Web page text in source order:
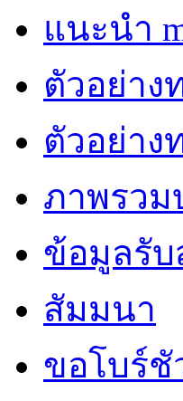
แนะนำ
ตัวอย่าง
ตัวอย่าง
ภาพรวม
ข้อมูลรับ
สัมมนา
ขอโบร์ชั